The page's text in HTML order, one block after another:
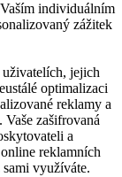
individuálním
zážitek
uživatelích, jejich
optimalizaci
reklamy a
zašifrovaná
a
reklamních
využíváte.